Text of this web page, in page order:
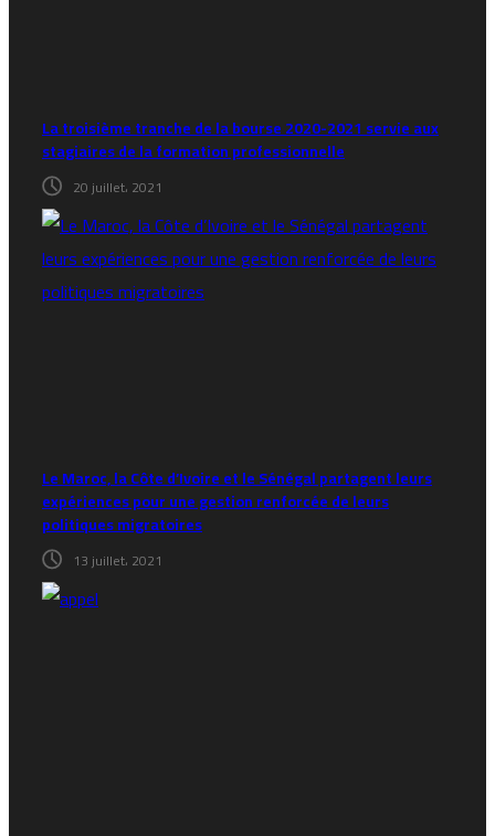
La troisième tranche de la bourse 2020-2021 servie aux
stagiaires de la formation professionnelle
20 juillet، 2021
Le Maroc, la Côte d’Ivoire et le Sénégal partagent leurs
expériences pour une gestion renforcée de leurs
politiques migratoires
13 juillet، 2021